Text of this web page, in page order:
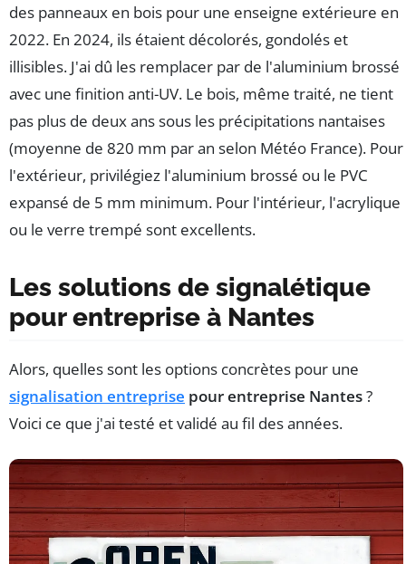
des panneaux en bois pour une enseigne extérieure en
2022. En 2024, ils étaient décolorés, gondolés et
illisibles. J'ai dû les remplacer par de l'aluminium brossé
avec une finition anti-UV. Le bois, même traité, ne tient
pas plus de deux ans sous les précipitations nantaises
(moyenne de 820 mm par an selon Météo France). Pour
l'extérieur, privilégiez l'aluminium brossé ou le PVC
expansé de 5 mm minimum. Pour l'intérieur, l'acrylique
ou le verre trempé sont excellents.
Les solutions de signalétique
pour entreprise à Nantes
Alors, quelles sont les options concrètes pour une
signalisation entreprise pour entreprise Nantes?
Voici ce que j'ai testé et validé au fil des années.